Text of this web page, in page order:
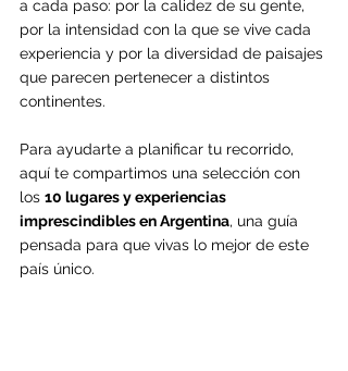
a cada paso: por la calidez de su gente,
por la intensidad con la que se vive cada
experiencia y por la diversidad de paisajes
que parecen pertenecer a distintos
continentes.
Para ayudarte a planificar tu recorrido,
aquí te compartimos una selección con
los 10 lugares y experiencias
imprescindibles en Argentina, una guía
pensada para que vivas lo mejor de este
país único.